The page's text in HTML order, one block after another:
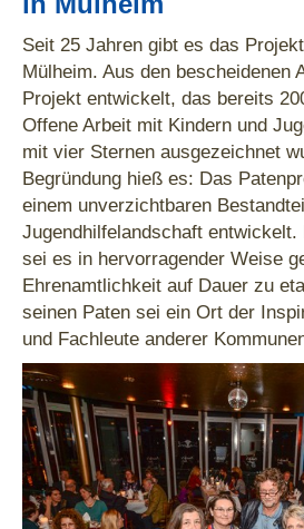
Seit 25 Jahren gibt es das
Mülheim. Aus den bescheidenen
Projekt entwickelt, das bereits
Offene Arbeit mit Kindern und
mit vier Sternen ausgezeichnet
Begründung hieß es: Das
einem unverzichtbaren
Jugendhilfelandschaft entwickelt.
sei es in hervorragender Weise
Ehrenamtlichkeit auf Dauer zu
seinen Paten sei ein Ort der
und Fachleute anderer